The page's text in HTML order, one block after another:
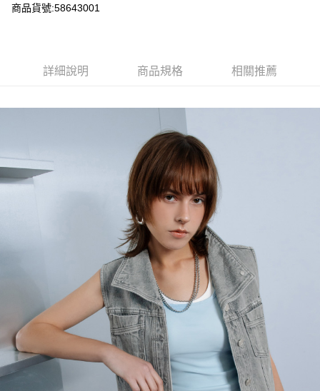
每筆NT$80，滿NT$2,000(含以上)免運費
7-11付款取貨
每筆NT$80，滿NT$2,000(含以上)免運費
宅配
每筆NT$120，滿NT$2,000(含以上)免運費
每筆NT$400，滿NT$2,000(含以上)免運費
國家/地區配送
商品貨號:58643001
詳細說明 商品規格 相關推薦